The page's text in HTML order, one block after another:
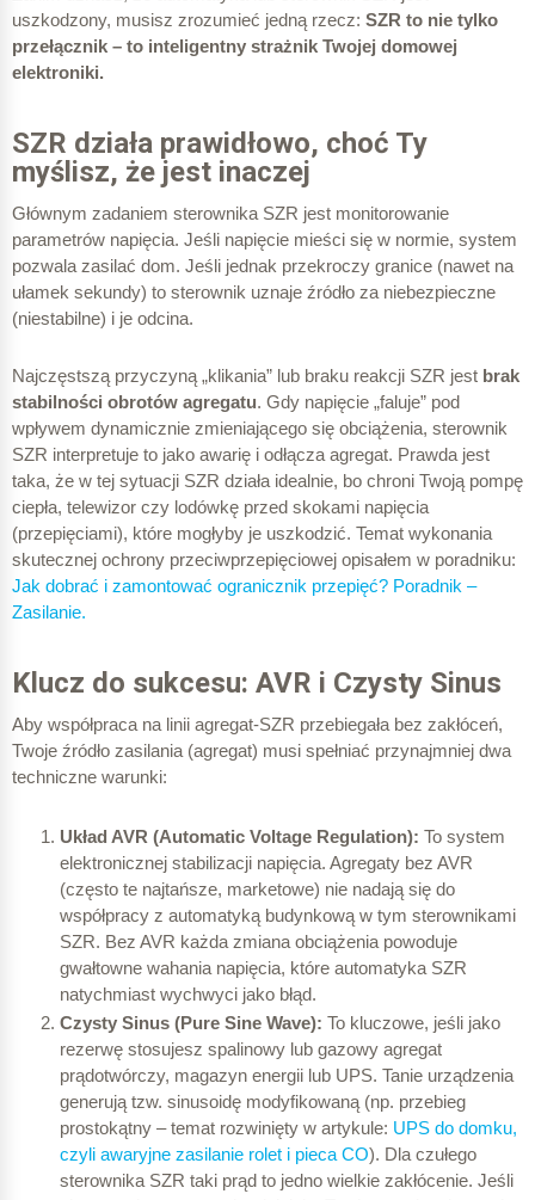
uszkodzony, musisz zrozumieć jedną rzecz: SZR to nie tylko
przełącznik – to inteligentny strażnik Twojej domowej
elektroniki.
SZR działa prawidłowo, choć Ty
myślisz, że jest inaczej
Głównym zadaniem sterownika SZR jest monitorowanie
parametrów napięcia. Jeśli napięcie mieści się w normie, system
pozwala zasilać dom. Jeśli jednak przekroczy granice (nawet na
ułamek sekundy) to sterownik uznaje źródło za niebezpieczne
(niestabilne) i je odcina.
Najczęstszą przyczyną „klikania” lub braku reakcji SZR jest brak
stabilności obrotów agregatu. Gdy napięcie „faluje” pod
wpływem dynamicznie zmieniającego się obciążenia, sterownik
SZR interpretuje to jako awarię i odłącza agregat. Prawda jest
taka, że w tej sytuacji SZR działa idealnie, bo chroni Twoją pompę
ciepła, telewizor czy lodówkę przed skokami napięcia
(przepięciami), które mogłyby je uszkodzić. Temat wykonania
skutecznej ochrony przeciwprzepięciowej opisałem w poradniku:
Jak dobrać i zamontować ogranicznik przepięć? Poradnik –
Zasilanie.
Klucz do sukcesu: AVR i Czysty Sinus
Aby współpraca na linii agregat-SZR przebiegała bez zakłóceń,
Twoje źródło zasilania (agregat) musi spełniać przynajmniej dwa
techniczne warunki:
Układ AVR (Automatic Voltage Regulation): To system
elektronicznej stabilizacji napięcia. Agregaty bez AVR
(często te najtańsze, marketowe) nie nadają się do
współpracy z automatyką budynkową w tym sterownikami
SZR. Bez AVR każda zmiana obciążenia powoduje
gwałtowne wahania napięcia, które automatyka SZR
natychmiast wychwyci jako błąd.
Czysty Sinus (Pure Sine Wave): To kluczowe, jeśli jako
rezerwę stosujesz spalinowy lub gazowy agregat
prądotwórczy, magazyn energii lub UPS. Tanie urządzenia
generują tzw. sinusoidę modyfikowaną (np. przebieg
prostokątny – temat rozwinięty w artykule: UPS do domku,
czyli awaryjne zasilanie rolet i pieca CO). Dla czułego
sterownika SZR taki prąd to jedno wielkie zakłócenie. Jeśli